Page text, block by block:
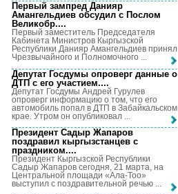
Первый зампред Данияр
Амангельдиев обсудил с Послом
Великобр....
Первый заместитель Председателя
Кабинета Министров Кыргызской
Республики Данияр Амангельдиев принял
Чрезвычайного и Полномочного ...
Депутат Госдумы опроверг данные о
ДТП с его участием....
Депутат Госдумы Андрей Гурулев
опроверг информацию о том, что его
автомобиль попал в ДТП в Забайкальском
крае. Утром он опубликовал ...
Президент Садыр Жапаров
поздравил кыргызстанцев с
праздником....
Президент Кыргызской Республики
Садыр Жапаров сегодня, 21 марта, на
Центральной площади «Ала-Тоо»
выступил с поздравительной речью ...